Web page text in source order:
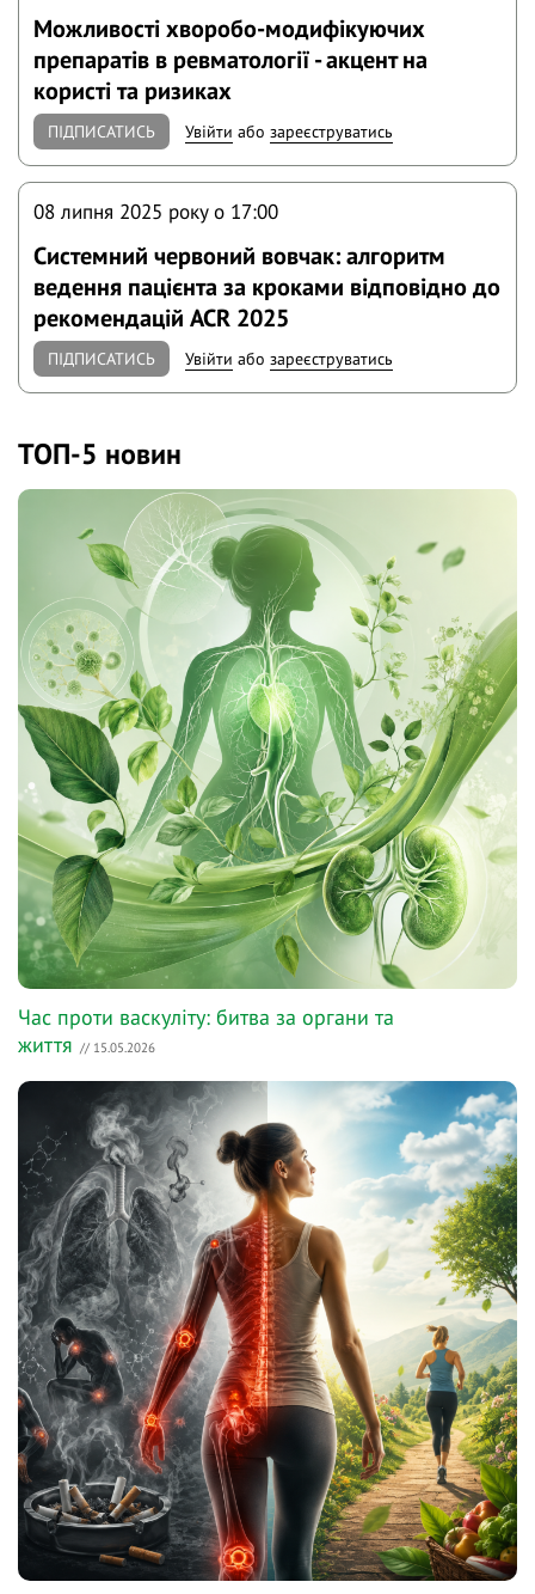
Можливості хворобо-модифікуючих
препаратів в ревматології - акцент на
користі та ризиках
ПІДПИСАТИСЬ Увійти абозареєструватись
08 липня 2025 року o 17:00
Системний червоний вовчак: алгоритм
ведення пацієнта за кроками відповідно до
рекомендацій ACR 2025
ПІДПИСАТИСЬ Увійти абозареєструватись
ТОП-5 новин
Час проти васкуліту: битва за органи та
життя // 15.05.2026